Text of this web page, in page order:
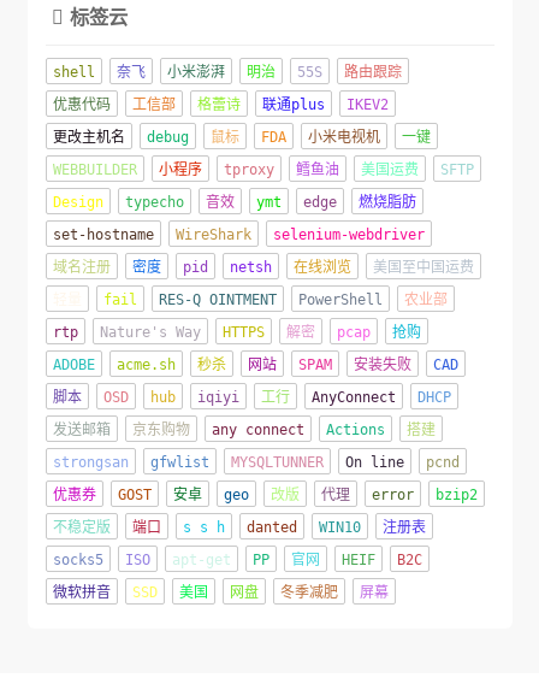
 标签云
shell 奈飞 小米澎湃 明治 55S
路由跟踪
优惠代码
工信部 格蕾诗 联通plus
IKEV2
更改主机名
debug 鼠标 FDA 小米电视机
一键
WEBBUILDER
小程序 tproxy 鳕鱼油 美国运费
SFTP
Design
typecho 音效 ymt edge
燃烧脂肪
set-hostname
WireShark
selenium-webdriver
域名注册
密度 pid netsh 在线浏览
美国至中国运费
fail RES-Q OINTMENT PowerShell
农业部
rtp
Nature's Way HTTPS 解密 pcap
抢购
ADOBE
acme.sh 秒杀 网站 SPAM 安装失败
CAD
脚本
OSD hub iqiyi 工行 AnyConnect
DHCP
发送邮箱
京东购物 any connect Actions
搭建
strongsan
gfwlist MYSQLTUNNER On line
pcnd
优惠券
GOST 安卓 geo 改版 代理 error
bzip2
不稳定版
端口 s s h danted WIN10
注册表
socks5
ISO apt-get PP 官网 HEIF
B2C
微软拼音
SSD 美国 网盘 冬季减肥 屏幕